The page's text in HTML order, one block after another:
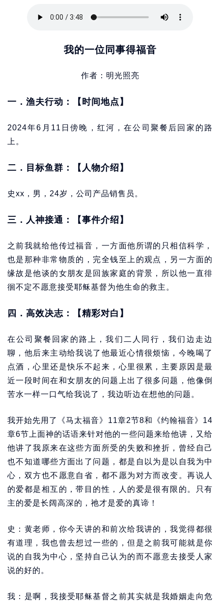
我的一位同事得福音
作者：明光照亮
一．渔夫行动：【时间地点】
2024年6月11日傍晚，红河，在公司聚餐后回家的路
上。
二．目标鱼群：【人物介绍】
史xx，男，24岁，公司产品销售员。
三．人神接通：【事件介绍】
之前我就给他传过福音，一方面他所谓的只相信科学，
也是那种非常物质的，完全钱至上的观点，另一方面的
缘故是他谈的女朋友是回族家庭的背景，所以他一直徘
徊不定不愿意接受耶稣基督为他生命的救主。
四．高效决志：【精彩对白】
在公司聚餐回家的路上，我们二人同行，我们边走边
聊，他后来主动给我说了他最近心情很烦恼，今晚喝了
点酒，心里还是快乐不起来，心里很累，主要原因是最
近一段时间在和女朋友的问题上出了很多问题，他像倒
苦水一样一口气给我说了，我边听边在想他的问题。
我开始先用了《马太福音》11章2节8和《约翰福音》14
章6节上面神的话语来针对他的一些问题来给他讲，又给
他讲了我原来在这些方面所受的失败和挫折，曾经自己
也不知道哪些方面出了问题，都是自以为是以自我为中
心，双方也不愿意自省，都不愿为对方而改变。再说人
的爱都是相互的，带目的性，人的爱是很有限的。只有
主的爱是长阔高深的，祂才是爱的真谛！
史：黄老师，你今天讲的和前次给我讲的，我觉得都很
有道理，我也曾去想过一些的，但是之前我可能就是你
说的自我为中心，坚持自己认为的而不愿意去接受人家
说的好的。
我：是啊，我接受耶稣基督之前其实就是我婚姻走向危